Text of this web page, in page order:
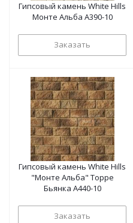
Гипсовый камень White Hills
Монте Альба А390-10
Заказать
Гипсовый камень White Hills
"Монте Альба" Торре
Бьянка А440-10
Заказать